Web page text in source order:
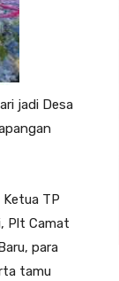
jadi Desa
TP
Plt Camat
para
tamu